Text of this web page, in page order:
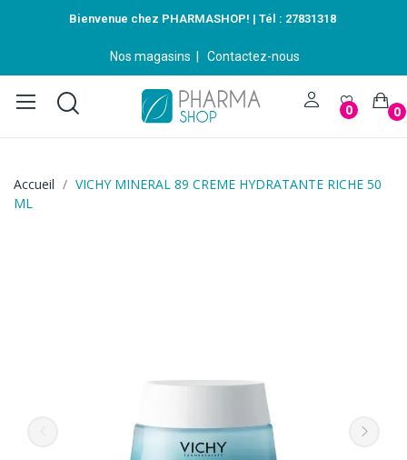
Bienvenue chez PHARMASHOP! | Tél : 27831318
Nos magasins Contactez-nous
0 0
Accueil
VICHY MINERAL 89 CREME HYDRATANTE RICHE 50
ML